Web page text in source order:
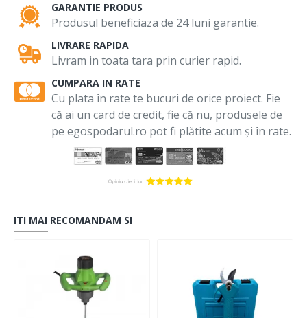
GARANTIE PRODUS
Produsul beneficiaza de 24 luni garantie.
LIVRARE RAPIDA
Livram in toata tara prin curier rapid.
CUMPARA IN RATE
Cu plata în rate te bucuri de orice proiect. Fie
că ai un card de credit, fie că nu, produsele de
pe egospodarul.ro pot fi plătite acum și în rate.
ITI MAI RECOMANDAM SI